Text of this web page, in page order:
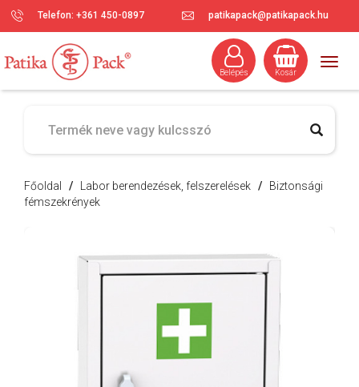
Telefon: +361 450-0897 patikapack@patikapack.hu
Kosár
Belépés
Főoldal / Labor berendezések, felszerelések / Biztonsági
fémszekrények